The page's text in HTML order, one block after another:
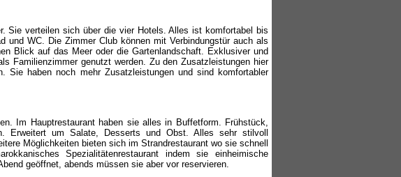
Sie verteilen sich über die vier Hotels. Alles ist komfortabel bis
WC. Die Zimmer Club können mit Verbindungstür auch als
Blick auf das Meer oder die Gartenlandschaft. Exklusiver und
Familienzimmer genutzt werden. Zu den Zusatzleistungen hier
haben noch mehr Zusatzleistungen und sind komfortabler
Im Hauptrestaurant haben sie alles in Buffetform. Frühstück,
Erweitert um Salate, Desserts und Obst. Alles sehr stilvoll
Möglichkeiten bieten sich im Strandrestaurant wo sie schnell
Spezialitätenrestaurant indem sie einheimische
geöffnet, abends müssen sie aber vor reservieren.